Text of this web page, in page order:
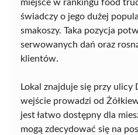
miejsce w rankingu food
świadczy o jego dużej
smakoszy. Taka pozycja
serwowanych dań oraz
klientów.
Lokal znajduje się przy ulicy
wejście prowadzi od
jest łatwo dostępny dla
mogą zdecydować się na